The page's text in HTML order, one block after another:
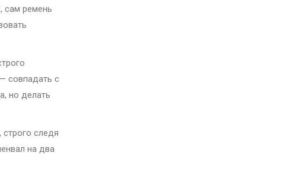
сам ремень
совпадать с
но делать
следя
на два